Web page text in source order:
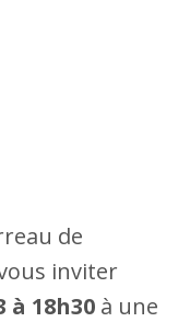
de
inviter
à 18h30 à une